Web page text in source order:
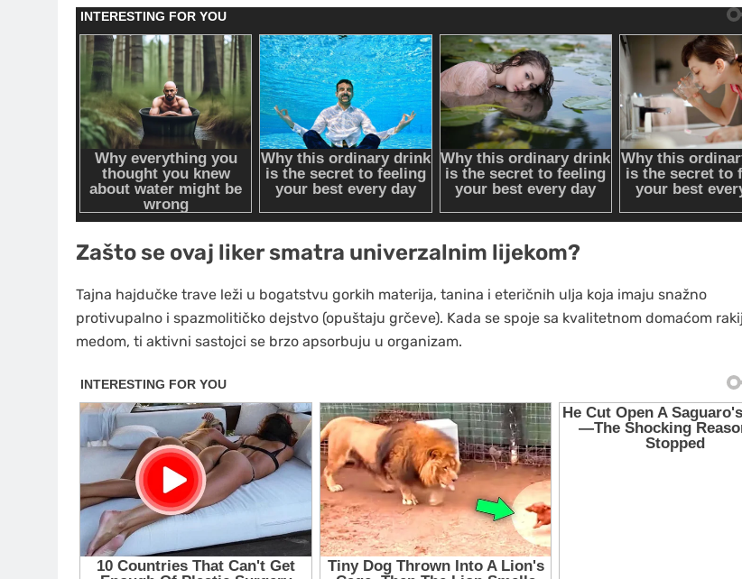
Zašto se ovaj liker smatra univerzalnim lijekom?
Tajna hajdučke trave leži u bogatstvu gorkih materija, tanina i eteričnih ulja koja imaju snažno
protivupalno i spazmolitičko dejstvo (opuštaju grčeve). Kada se spoje sa kvalitetnom domaćom
medom, ti aktivni sastojci se brzo apsorbuju u organizam.